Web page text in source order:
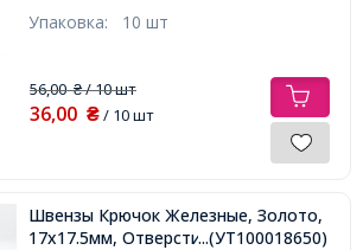
Упаковка: 10 шт
56,00₴/ 10 шт
36,00 ₴/ 10 шт
Швензы Крючок Железные, Золото,
17x17.5мм, Отверстие 2мм,...(УТ100018650)